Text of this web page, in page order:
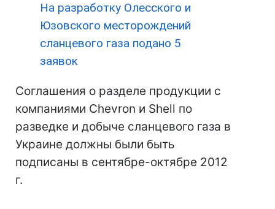
На разработку Олесского и
Юзовского месторождений
сланцевого газа подано 5
заявок
Соглашения о разделе продукции с
компаниями Chevron и Shell по
разведке и добыче сланцевого газа в
Украине должны были быть
подписаны в сентябре-октябре 2012
г.